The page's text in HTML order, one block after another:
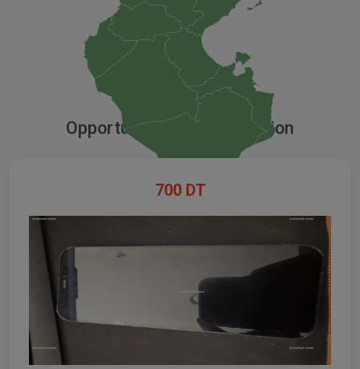
Opportunités dans l'occasion
700DT